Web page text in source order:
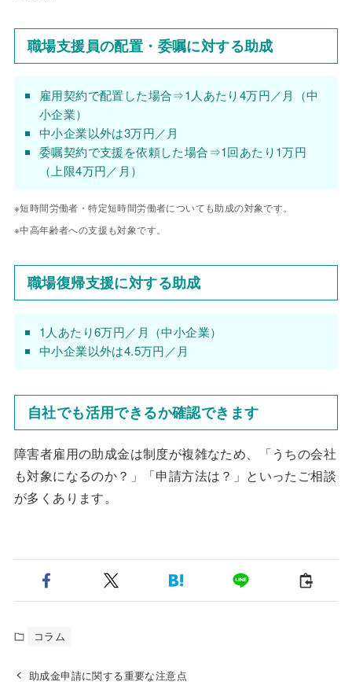
職場支援員の配置・委嘱に対する助成
雇用契約で配置した場合⇒1人あたり4万円／月（中
小企業）
中小企業以外は3万円／月
委嘱契約で支援を依頼した場合⇒1回あたり1万円
（上限4万円／月）
※短時間労働者・特定短時間労働者についても助成の対象です。
※中高年齢者への支援も対象です。
職場復帰支援に対する助成
1人あたり6万円／月（中小企業）
中小企業以外は4.5万円／月
自社でも活用できるか確認できます
障害者雇用の助成金は制度が複雑なため、「うちの会社
も対象になるのか？」「申請方法は？」といったご相談
が多くあります。
コラム
助成金申請に関する重要な注意点